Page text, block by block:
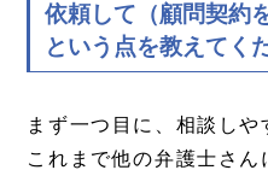
依頼して（顧問契約
という点を教えてく
まず一つ目に、相談しや
これまで他の弁護士さ